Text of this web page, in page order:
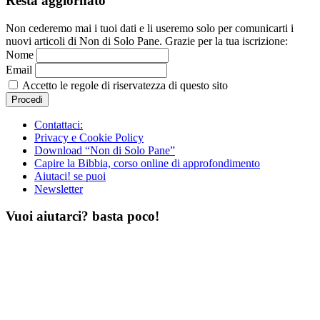
Non cederemo mai i tuoi dati e li useremo solo per comunicarti i
nuovi articoli di Non di Solo Pane. Grazie per la tua iscrizione:
Nome
Email
Accetto le regole di riservatezza di questo sito
Contattaci:
Privacy e Cookie Policy
Download “Non di Solo Pane”
Capire la Bibbia, corso online di approfondimento
Aiutaci! se puoi
Newsletter
Vuoi aiutarci? basta poco!